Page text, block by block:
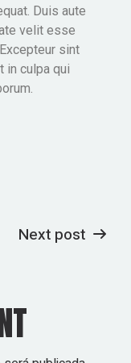
Duis aute
velit esse
sint
in culpa qui
Next post